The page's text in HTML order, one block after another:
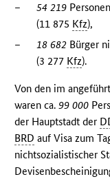
–
54 219
(11 875 Kfz),
–
18 682 Bürger
(3 277 Kfz).
Von den im
waren ca.99 000
der Hauptstadt der
BRD auf Visa zum
nichtsozialistischer